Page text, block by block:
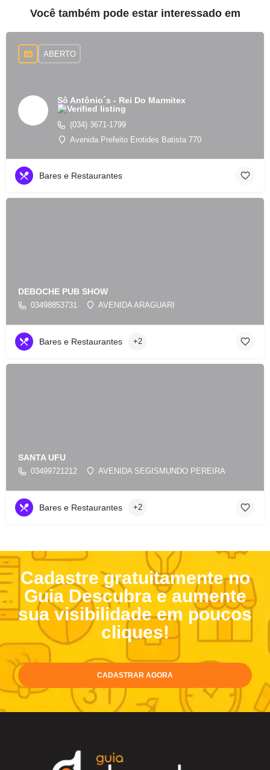
Você também pode estar interessado em
Sô Antônio´s - Rei Do Marmitex
(034) 3671-1799
Avenida Prefeito Erotides Batista 770
ABERTO
Bares e Restaurantes
DEBOCHE PUB SHOW
03498853731 AVENIDA ARAGUARI
Bares e Restaurantes +2
SANTA UFU
03499721212 AVENIDA SEGISMUNDO PEREIRA
Bares e Restaurantes +2
Cadastre gratuitamente no
Guia Descubra e aumente
sua visibilidade em poucos
cliques!
CADASTRAR AGORA